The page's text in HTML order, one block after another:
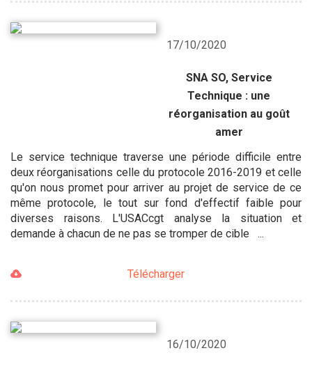
17/10/2020
SNA SO, Service
Technique : une
réorganisation au goût
amer
Le service technique traverse une période difficile entre
deux réorganisations celle du protocole 2016-2019 et celle
qu'on nous promet pour arriver au projet de service de ce
même protocole, le tout sur fond d'effectif faible pour
diverses raisons. L'USACcgt analyse la situation et
demande à chacun de ne pas se tromper de cible ...
Télécharger
16/10/2020